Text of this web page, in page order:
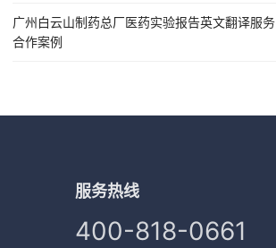
广州白云山制药总厂医药实验报告英文翻译服务
合作案例
服务热线
400-818-0661